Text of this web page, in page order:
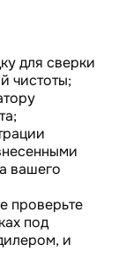
для сверки
чистоты;
вашего
проверьте
под
и